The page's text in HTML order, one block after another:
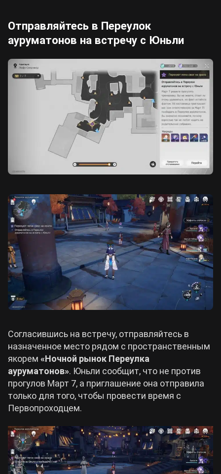
Отправляйтесь в Переулок
ауруматонов на встречу с Юньли
Согласившись на встречу, отправляйтесь в
назначенное место рядом с пространственным
якорем «Ночной рынок Переулка
ауруматонов». Юньли сообщит, что не против
прогулов Март 7, а приглашение она отправила
только для того, чтобы провести время с
Первопроходцем.